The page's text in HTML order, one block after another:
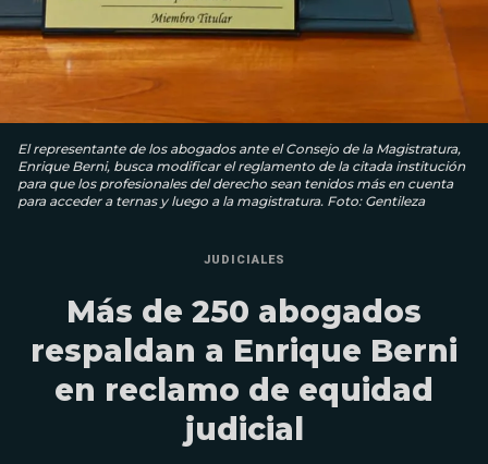
El representante de los abogados ante el Consejo de la Magistratura,
Enrique Berni, busca modificar el reglamento de la citada institución
para que los profesionales del derecho sean tenidos más en cuenta
para acceder a ternas y luego a la magistratura. Foto: Gentileza
JUDICIALES
Más de 250 abogados
respaldan a Enrique Berni
en reclamo de equidad
judicial